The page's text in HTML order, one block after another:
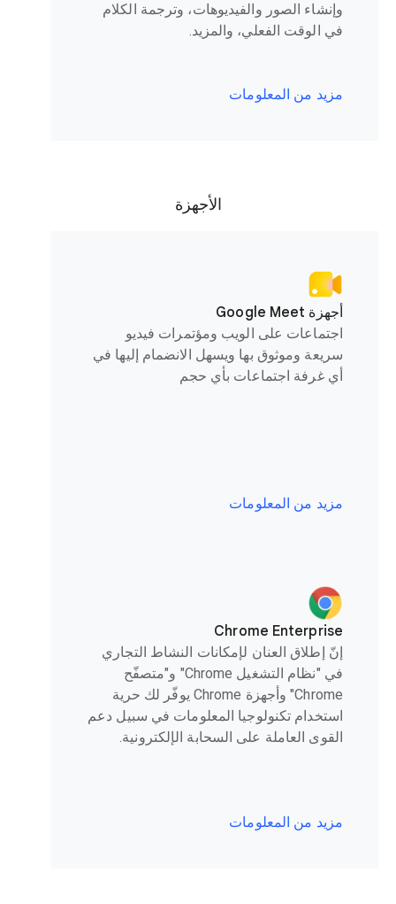
وإنشاء الصور والفيديوهات، وترجمة الكلام
في الوقت الفعلي، والمزيد.
مزيد من المعلومات
الأجهزة
أجهزة Google Meet
اجتماعات على الويب ومؤتمرات فيديو
سريعة وموثوق بها ويسهل الانضمام إليها في
أي غرفة اجتماعات بأي حجم
مزيد من المعلومات
Chrome Enterprise
إنّ إطلاق العنان لإمكانات النشاط التجاري
في "نظام التشغيل Chrome" و"متصفّح
Chrome" وأجهزة Chrome يوفّر لك حرية
استخدام تكنولوجيا المعلومات في سبيل دعم
القوى العاملة على السحابة الإلكترونية.
مزيد من المعلومات